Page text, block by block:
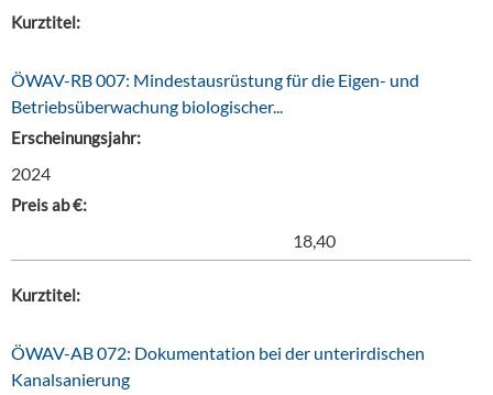
Kurztitel:
ÖWAV-RB 007: Mindestausrüstung für die Eigen- und
Betriebsüberwachung biologischer...
Erscheinungsjahr:
2024
Preis ab €:
18,40
Kurztitel:
ÖWAV-AB 072: Dokumentation bei der unterirdischen
Kanalsanierung